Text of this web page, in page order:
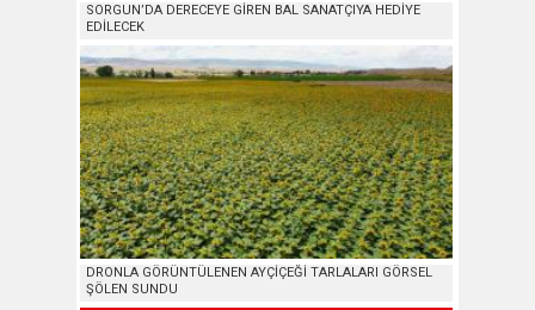
SORGUN’DA DERECEYE GİREN BAL SANATÇIYA HEDİYE
EDİLECEK
DRONLA GÖRÜNTÜLENEN AYÇİÇEĞİ TARLALARI GÖRSEL
ŞÖLEN SUNDU